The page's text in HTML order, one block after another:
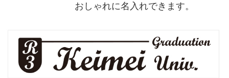
おしゃれに名入れできます。